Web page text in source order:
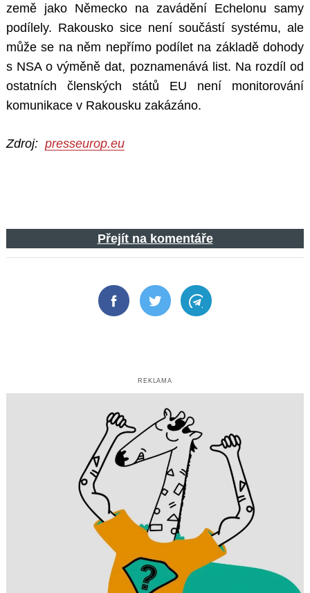
země jako Německo na zavádění Echelonu samy
podílely. Rakousko sice není součástí systému, ale
může se na něm nepřímo podílet na základě dohody
s NSA o výměně dat, poznamenává list. Na rozdíl od
ostatních členských států EU není monitorování
komunikace v Rakousku zakázáno.
Zdroj: presseurop.eu
Přejít na komentáře
FacebookTwitter Telegram
REKLAMA